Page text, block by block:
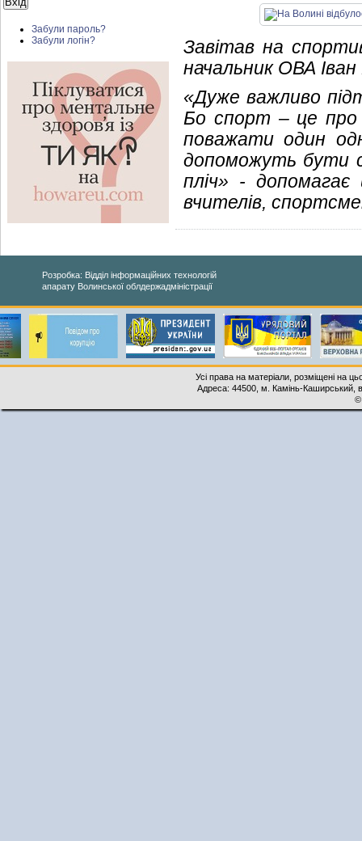
Забули пароль?
Забули логін?
Завітав на
начальник ОВА
«Дуже важливо
Бо спорт – це про
поважати один
допоможуть бути
пліч» -
вчителів,
Розробка: Відділ інформаційних технологій
апарату Волинської облдержадміністрації
Усі права на матеріали, розміщені на
Адреса: 44500, м. Камінь-Каширський,
©